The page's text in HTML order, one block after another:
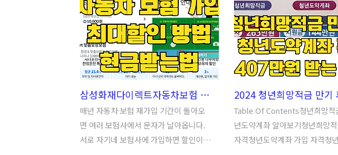
하여 과거와 달리 암에 걸렸다고 해서 크
게 두려워하실 필요는 없습니다. 현대 의
학에서 암을 조기에 발견할 경우 완치 가
능성이 높아지고 있기 때문입니다 하지
만, 갑자기 증상이 심해져서 사망하는 돌
연사를 조심하셔야 합니다. 특히, 뇌혈관
질환의 경우 돌연사의 확률이 높아서 치
료받기도 전에 사망하는 일이 종종 발생
한다고 합니다. 이에따라 안전 보건 공단
에서는 뇌혈관 질환에 대한 건강진단 비
고민해 볼 필요가 있습니다
Contents매각 검토중인 저축은
사례매각 검토 중인 주요 저축
행 예·적금 가입자들의 영향매
인 저축은행 예금 사례직장인 A
지난해 말 한 저축은행의 1년 만
예금 상품에 가입했습니다. 그러
해당 은행이 올해 경영권 매각을
다는 소식을 접하고, 예금을 해
지 심각하게 고민하고 있습니다.
삼성화재다이렉트자동차보험 매년 할인 받는 법 - 자동차보험료비교견적으로 현금 받기
매년 자동차 보험 재가입 기간이 돌아오
면 여러 보험사에서 문자가 날아옵니다.
서로 자기네 보험사에 가입하면 할인이나
Table Of Contents청년희망적
년도약계좌 알아보기청년희망
자격청년도약계좌 가입 자격청